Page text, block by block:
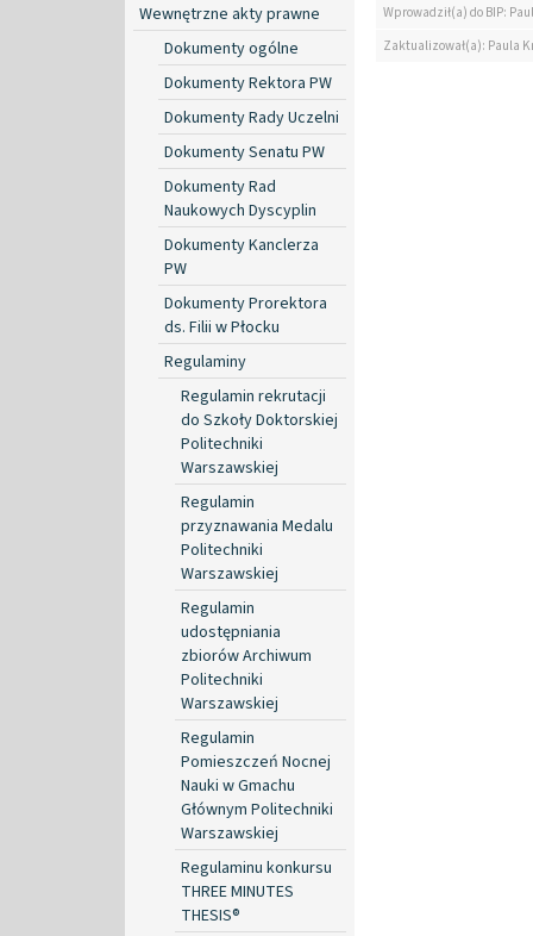
Wewnętrzne akty prawne
Dokumenty ogólne
Dokumenty Rektora PW
Dokumenty Rady Uczelni
Dokumenty Senatu PW
Dokumenty Rad
Naukowych Dyscyplin
Dokumenty Kanclerza
PW
Dokumenty Prorektora
ds. Filii w Płocku
Regulaminy
Regulamin rekrutacji
do Szkoły Doktorskiej
Politechniki
Warszawskiej
Regulamin
przyznawania Medalu
Politechniki
Warszawskiej
Regulamin
udostępniania
zbiorów Archiwum
Politechniki
Warszawskiej
Regulamin
Pomieszczeń Nocnej
Nauki w Gmachu
Głównym Politechniki
Warszawskiej
Regulaminu konkursu
THREE MINUTES
THESIS®
Wprowadził(a) do BIP:
Zaktualizował(a): Paula